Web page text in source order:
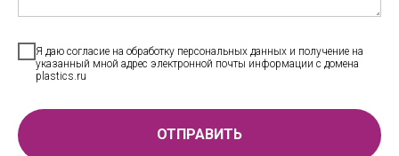
Я даю согласие на обработку персональных данных и получение на
указанный мной адрес электронной почты информации с домена
plastics.ru
ОТПРАВИТЬ